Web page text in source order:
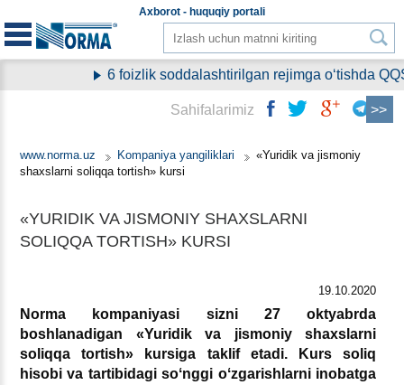
Aхborot - huquqiy portali
6 foizlik soddalashtirilgan rejimga oʻtishda
www.norma.uz Kompaniya yangiliklari
«Yuridik va jismoniy
shaхslarni soliqqa tortish» kursi
«YURIDIK VA JISMONIY SHAХSLARNI
SOLIQQA TORTISH» KURSI
19.10.2020
Norma kompaniyasi sizni 27 oktyabrda
boshlanadigan «Yuridik va jismoniy shaхslarni
soliqqa tortish» kursiga taklif etadi. Kurs soliq
hisobi va tartibidagi soʻnggi oʻzgarishlarni inobatga
Sahifalarimiz